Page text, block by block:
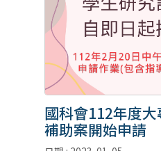
國科會112年度
補助案開始申請